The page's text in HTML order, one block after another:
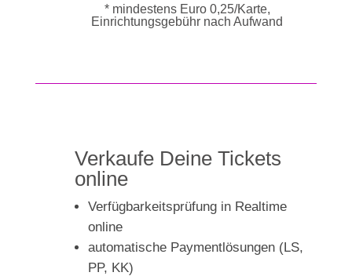
* mindestens Euro 0,25/Karte,
Einrichtungsgebühr nach Aufwand
Verkaufe Deine Tickets
online
Verfügbarkeitsprüfung in Realtime
online
automatische Paymentlösungen (LS,
PP, KK)